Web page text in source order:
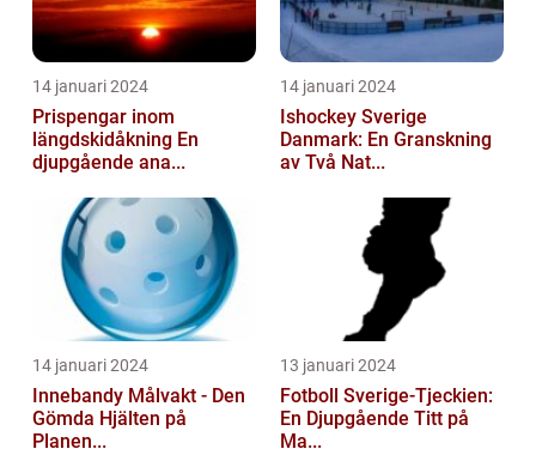
14 januari 2024
Prispengar inom
längdskidåkning En
djupgående ana...
14 januari 2024
Ishockey Sverige
Danmark: En Granskning
av Två Nat...
14 januari 2024
Innebandy Målvakt - Den
Gömda Hjälten på
Planen...
13 januari 2024
Fotboll Sverige-Tjeckien:
En Djupgående Titt på
Ma...